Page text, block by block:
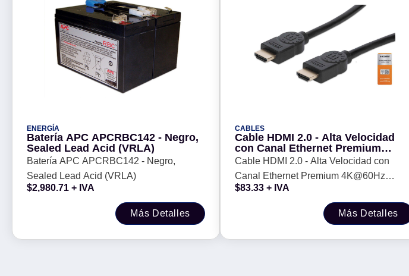
ENERGÍA
Batería APC APCRBC142 - Negro,
Sealed Lead Acid (VRLA)
Batería APC APCRBC142 - Negro,
Sealed Lead Acid (VRLA)
$2,980.71 + IVA
Más Detalles
CABLES
Cable HDMI 2.0 - Alta Velocidad
con Canal Ethernet Premium
4K@60Hz MANHATTAN 355353, 3
m, Macho, Negro
Cable HDMI 2.0 - Alta Velocidad con
Canal Ethernet Premium 4K@60Hz
MANHATTAN 355353, 3 m, Macho, Negro
$83.33 + IVA
Más Detalles